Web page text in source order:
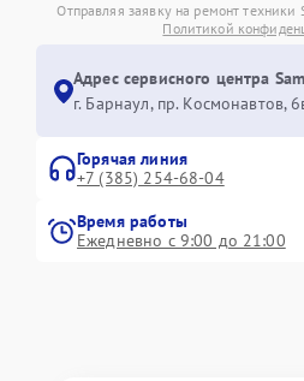
Отправляя заявку на ремонт техники
Политикой
Адрес сервисного центра
г. Барнаул, ​пр. Космонавтов,
Горячая линия
+7 (385) 254-68-04
Время работы
Ежедневно с 9:00 до 21:00